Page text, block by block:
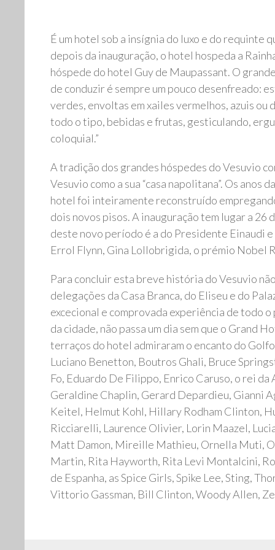
É um hotel sob a insígnia do luxo e do requinte
depois da inauguração, o hotel hospeda a
hóspede do hotel Guy de Maupassant. O
de conduzir é sempre um pouco desenfreado:
verdes, envoltas em xailes vermelhos, azuis ou
todo o tipo, bebidas e frutas, gesticulando,
coloquial.”
A tradição dos grandes hóspedes do Vesuvio
Vesuvio como a sua “casa napolitana”. Os
hotel foi inteiramente reconstruído
dois novos pisos. A inauguração tem lugar a
deste novo período é a do Presidente Einaudi
Errol Flynn, Gina Lollobrigida, o prémio Nobel
Para concluir esta breve história do Vesuvio
delegações da Casa Branca, do Eliseu e do
excecional e comprovada experiência de todo
da cidade, não passa um dia sem que o Grand
terraços do hotel admiraram o encanto do
Luciano Benetton, Boutros Ghali, Bruce
Fo, Eduardo De Filippo, Enrico Caruso, o rei
Geraldine Chaplin, Gerard Depardieu, Gianni
Keitel, Helmut Kohl, Hillary Rodham Clinton,
Ricciarelli, Laurence Olivier, Lorin Maazel,
Matt Damon, Mireille Mathieu, Ornella Muti,
Martin, Rita Hayworth, Rita Levi Montalcini,
de Espanha, as Spice Girls, Spike Lee, Sting,
Vittorio Gassman, Bill Clinton, Woody Allen,